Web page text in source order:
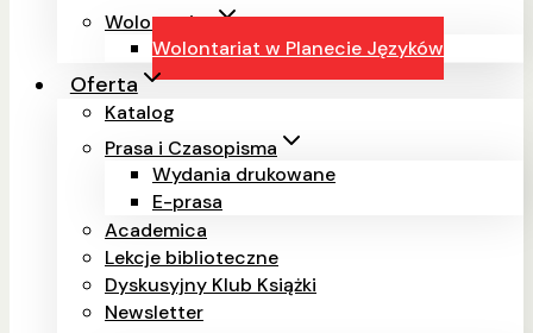
Wolontariat
Wolontariat w Planecie Języków
Oferta
Katalog
Prasa i Czasopisma
Wydania drukowane
E-prasa
Academica
Lekcje biblioteczne
Dyskusyjny Klub Książki
Newsletter